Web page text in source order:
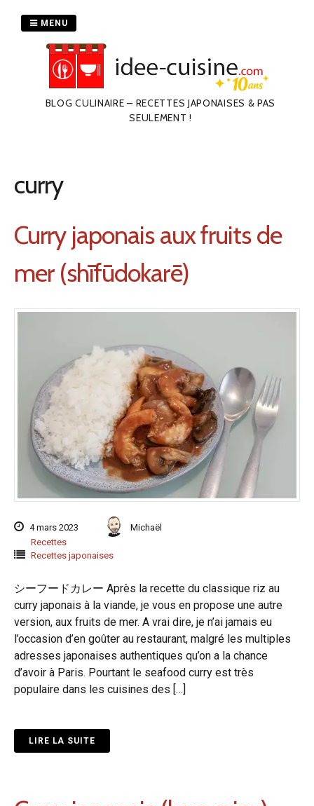
BLOG CULINAIRE – RECETTES JAPONAISES & PAS
SEULEMENT !
MENU
curry
Curry japonais aux fruits de
mer (shīfūdokarē)
4 mars 2023
Michaël
Recettes
Recettes japonaises
シーフードカレー Après la recette du classique riz au
curry japonais à la viande, je vous en propose une autre
version, aux fruits de mer. A vrai dire, je n’ai jamais eu
l’occasion d’en goûter au restaurant, malgré les multiples
adresses japonaises authentiques qu’on a la chance
d’avoir à Paris. Pourtant le seafood curry est très
populaire dans les cuisines des […]
LIRE LA SUITE